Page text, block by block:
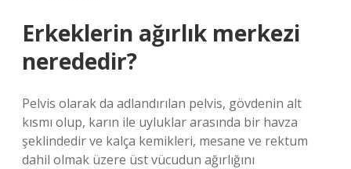
Erkeklerin ağırlık merkezi
nerededir?
Pelvis olarak da adlandırılan pelvis, gövdenin alt
kısmı olup, karın ile uyluklar arasında bir havza
şeklindedir ve kalça kemikleri, mesane ve rektum
dahil olmak üzere üst vücudun ağırlığını